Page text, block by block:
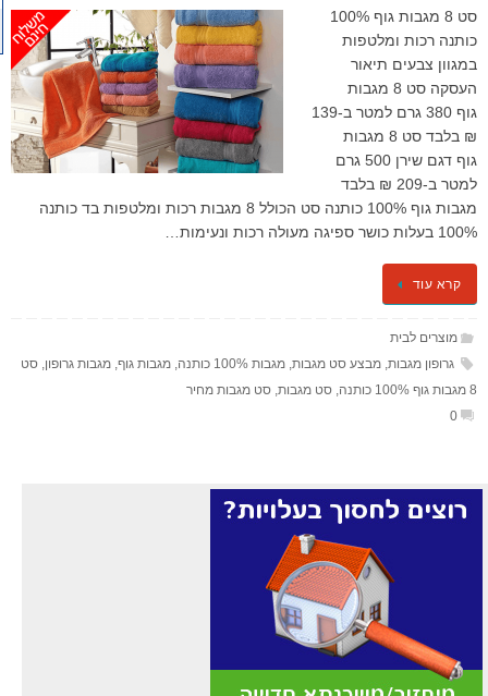
סט 8 מגבות גוף 100%
כותנה רכות ומלטפות
במגוון צבעים תיאור
העסקה סט 8 מגבות
גוף 380 גרם למטר ב-139
₪ בלבד סט 8 מגבות
גוף דגם שירן 500 גרם
למטר ב-209 ₪ בלבד
מגבות גוף 100% כותנה סט הכולל 8 מגבות רכות ומלטפות בד כותנה
100% בעלות כושר ספיגה מעולה רכות ונעימות…
קרא עוד
מוצרים לבית
גרופון מגבות, מבצע סט מגבות, מגבות 100% כותנה מגבות גוף, מגבות גרופון סט
8 מגבות גוף 100% כותנה
סט מגבות סט מגבות מחיר
0